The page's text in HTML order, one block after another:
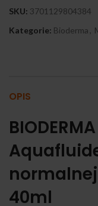
SKU: 3701129804384
Kategorie: Bioderma
OPIS
40ml